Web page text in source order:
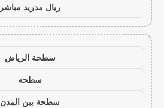
ريال مدريد مباشر
سطحة الرياض
سطحه
سطحة بين المدن